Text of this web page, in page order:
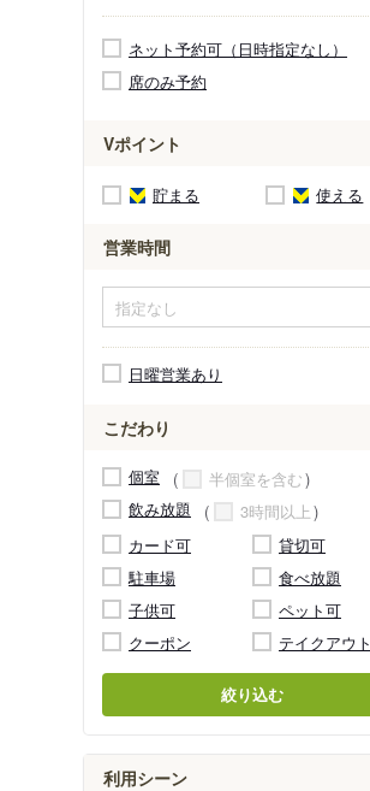
ネット予約可（日時指定なし）
席のみ予約
Vポイント
貯まる 使える
営業時間
日曜営業あり
こだわり
個室
半個室を含む
飲み放題
3時間以上
カード可
貸切可
駐車場
食べ放題
子供可
ペット可
クーポン
テイクアウト
絞り込む
利用シーン